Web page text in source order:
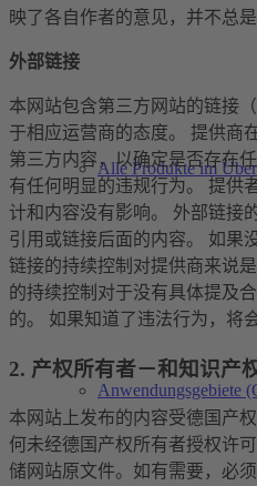
Alle Produkte im
Anwendungsgebiete
映了各自作者的意见，并不总
外部链接
本网站包含第三方网站的链接
于相应运营商的态度。 提供商
第三方内容，以确定是否存在
有任何明显的违规行为。 提供
计和内容没有影响。 外部链接
引用或链接后面的内容。 如果
链接的持续控制对提供商来说
的持续控制对于没有具体提及
的。 如果知道了违法行为，将
2. 产权所有者－和知识产
本网站上发布的内容受德国产
何未经德国产权所有者授权许
储网站原文件。如有需要，必